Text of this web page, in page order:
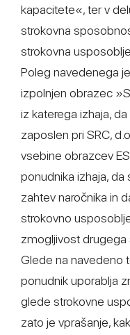
kapacitete«, ter v
strokovna
strokovna
Poleg navedenega
izpolnjen obrazec
iz katerega izhaja,
zaposlen pri SRC,
vsebine obrazcev
ponudnika izhaja, da
zahtev naročnika in
strokovno
zmogljivost drugega
Glede na navedeno
ponudnik uporablja
glede strokovne
zato je vprašanje,